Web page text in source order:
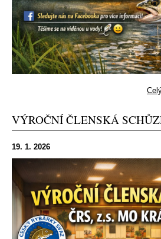
VÝROČNÍ ČLENSKÁ
19. 1. 2026